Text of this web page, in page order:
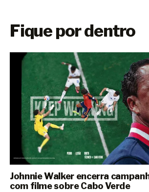
Fique por dentro
Johnnie Walker encerra
com filme sobre Cabo Verde